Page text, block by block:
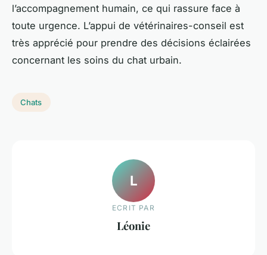
l’accompagnement humain, ce qui rassure face à
toute urgence. L’appui de vétérinaires-conseil est
très apprécié pour prendre des décisions éclairées
concernant les soins du chat urbain.
Chats
L
ECRIT PAR
Léonie